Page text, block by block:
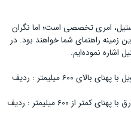
امری تخصصی است؛ اما نگران
زمینه راهنمای شما خواهند بود. در
اشاره نموده‌ایم.
استیل ضد زنگ به صورت ورق و کویل با پهنای بالای 600 میلیمتر : ردیف
استیل ضد زنگ به صورت کویل و ورق با پهنای کمتر از 600 میلیمتر : ردیف